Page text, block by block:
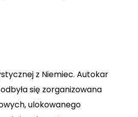
z Niemiec. Autokar
się zorganizowana
ulokowanego